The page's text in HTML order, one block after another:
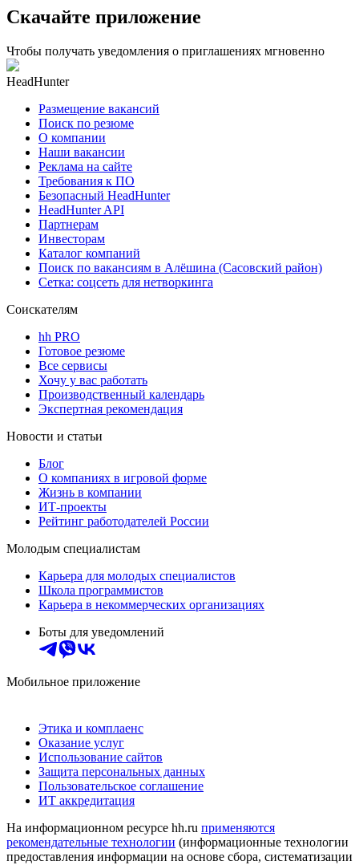
Скачайте приложение
Чтобы получать уведомления о приглашениях мгновенно
HeadHunter
Размещение вакансий
Поиск по резюме
О компании
Наши вакансии
Реклама на сайте
Требования к ПО
Безопасный HeadHunter
HeadHunter API
Партнерам
Инвесторам
Каталог компаний
Поиск по вакансиям в Алёшина (Сасовский район)
Сетка: соцсеть для нетворкинга
Соискателям
hh PRO
Готовое резюме
Все сервисы
Хочу у вас работать
Производственный календарь
Экспертная рекомендация
Новости и статьи
Блог
О компаниях в игровой форме
Жизнь в компании
ИТ-проекты
Рейтинг работодателей России
Молодым специалистам
Карьера для молодых специалистов
Школа программистов
Карьера в некоммерческих организациях
Боты для уведомлений
Мобильное приложение
Этика и комплаенс
Оказание услуг
Использование сайтов
Защита персональных данных
Пользовательское соглашение
ИТ аккредитация
На информационном ресурсе hh.ru применяются
рекомендательные технологии (информационные технологии
предоставления информации на основе сбора, систематизации